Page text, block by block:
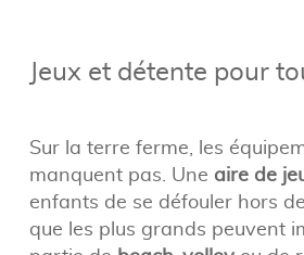
Jeux et détente pour
Sur la terre ferme, les
manquent pas. Une aire de
enfants de se défouler hors
que les plus grands peuvent